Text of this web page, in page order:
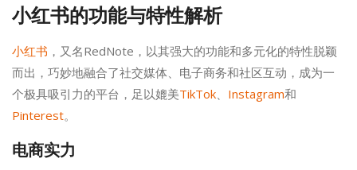
小红书的功能与特性解析
小红书 ，又名RedNote，以其强大的功能和多元化的特性脱颖
而出，巧妙地融合了社交媒体、电子商务和社区互动，成为一
个极具吸引力的平台，足以媲美TikTok、 Instagram和
Pinterest。
电商实力